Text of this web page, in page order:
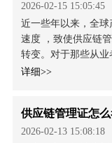
2026-02-15 15:05:45
近一些年以来，全
速度 ，致使供应链
转变。对于那些从业
详细>>
供应链管理证怎
2026-02-13 15:08:18